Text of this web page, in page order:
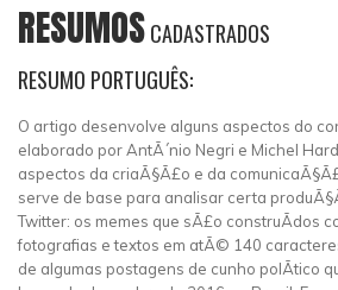
RESUMOSCADASTRADOS
RESUMO PORTUGUÊS:
O artigo desenvolve alguns aspectos do
elaborado por AntÃ´nio Negri e Michel
aspectos da criaÃ§Ã£o e da
serve de base para analisar certa
Twitter: os memes que sÃ£o construÃ­dos
fotografias e textos em atÃ© 140
de algumas postagens de cunho polÃ­tico